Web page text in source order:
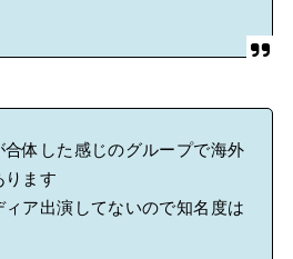
体した感じのグループで海外
ります
ア出演してないので知名度は